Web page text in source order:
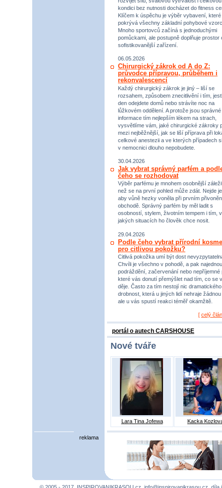
kondici bez nutnosti docházet do fitness
Klíčem k úspěchu je výběr vybavení, které
pokrývá všechny základní pohybové
Mnoho sportovců začíná s jednoduchými
pomůckami, ale postupně doplňuje prostor
sofistikovanější zařízení.
06.05.2026
Chirurgický zákrok od A do Z:
průvodce přípravou, průběhem i
rekonvalescencí
Každý chirurgický zákrok je jiný – liší se
rozsahem, způsobem znecitlivění i tím,
den odejdete domů nebo strávíte noc na
lůžkovém oddělení. A protože jsou správné
informace tím nejlepším lékem na strach,
vysvětlíme vám, jaké chirurgické zákroky
mezi nejběžnější, jak se liší příprava při
celkové anestezii a ve kterých případech si
v nemocnici dlouho nepobudete.
30.04.2026
Jak vybrat správný parfém a
čeho se rozhodovat
Výběr parfému je mnohem osobnější
než se na první pohled může zdát. Nejde
aby vůně hezky voněla při prvním
obchodě. Správný parfém by měl ladit s
osobností, stylem, životním tempem i tím, v
jakých situacích ho člověk chce nosit.
29.04.2026
Podle čeho vybrat přírodní
pro citlivou pokožku?
Citlivá pokožka umí být dost
Chvíli je všechno v pohodě, a pak
podráždění, začervenání nebo nepříjemné
které vás donutí přemýšlet nad tím, co se
děje. Často za tím nestojí nic
drobnost, která u jiných lidí nehraje žádnou
ale u vás spustí reakci téměř okamžitě.
[ celý
portál o autech CARSHOUSE
Nové tváře
Lara Tina Jofewa Kacka
reklama